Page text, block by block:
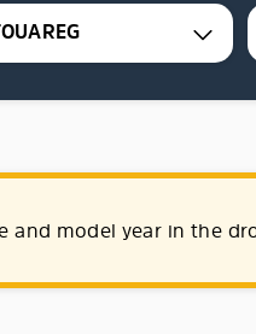
and model year in the